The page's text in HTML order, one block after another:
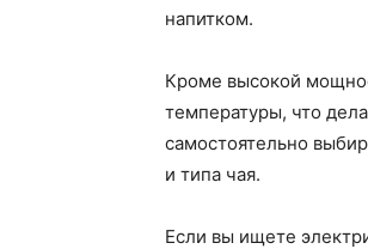
напитком.
Кроме высокой
температуры, что
самостоятельно
и типа чая.
Если вы ищете